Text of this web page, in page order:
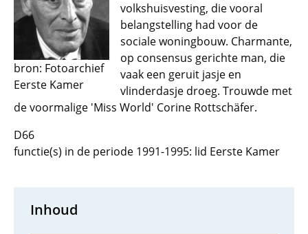
bron: Fotoarchief
Eerste Kamer
volkshuisvesting, die vooral
belangstelling had voor de
sociale woningbouw. Charmante,
op consensus gerichte man, die
vaak een geruit jasje en
vlinderdasje droeg. Trouwde met
de voormalige 'Miss World' Corine Rottschäfer.
D66
functie(s) in de periode 1991-1995: lid Eerste Kamer
Inhoud